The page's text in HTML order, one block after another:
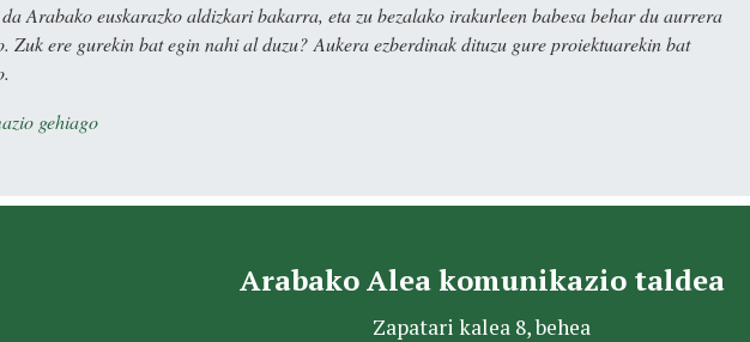
Arabako euskarazko aldizkari bakarra, eta zu bezalako irakurleen babesa behar du aurrera
Zuk ere gurekin bat egin nahi al duzu? Aukera ezberdinak dituzu gure proiektuarekin bat
gehiago
Arabako Alea komunikazio taldea
Zapatari kalea 8, behea